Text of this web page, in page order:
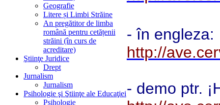
- în engleza:
http://
- demo ptr.
Geografie
Litere și Limbi Străine
An pregătitor de limba
română pentru cetățenii
străini (în curs de
acreditare)
Ştiinţe Juridice
Drept
Jurnalism
Jurnalism
Psihologie şi Ştiinţe ale Educaţiei
Psihologie